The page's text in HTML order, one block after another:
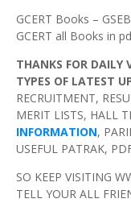
GCERT Books –
GCERT all Books in
THANKS FOR DAILY
TYPES OF LATEST
RECRUITMENT,
MERIT LISTS, HALL
INFORMATION,
USEFUL PATRAK,
SO KEEP VISITING
TELL YOUR ALL